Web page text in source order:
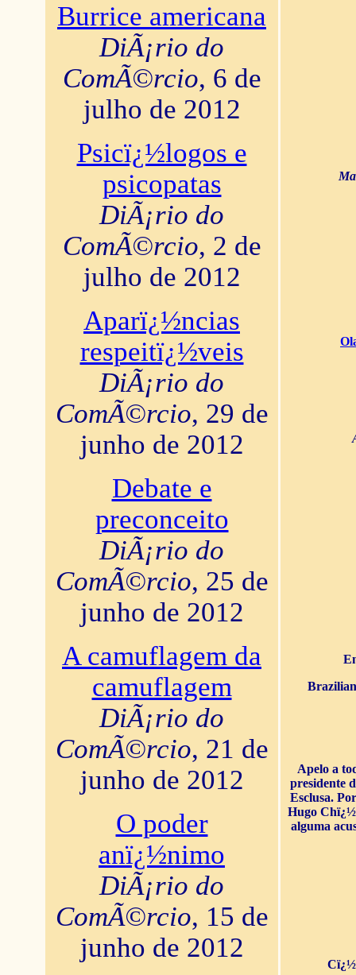
Burrice americana
DiÃ¡rio do
ComÃ©rcio, 6 de
julho de 2012
Psicï¿½logos e
psicopatas
DiÃ¡rio do
ComÃ©rcio, 2 de
julho de 2012
Aparï¿½ncias
respeitï¿½veis
DiÃ¡rio do
ComÃ©rcio, 29 de
junho de 2012
Debate e
preconceito
DiÃ¡rio do
ComÃ©rcio, 25 de
junho de 2012
A camuflagem da
camuflagem
DiÃ¡rio do
ComÃ©rcio, 21 de
junho de 2012
O poder
anï¿½nimo
DiÃ¡rio do
ComÃ©rcio, 15 de
junho de 2012
Apelo a
presidente
Esclusa.
Hugo
alguma